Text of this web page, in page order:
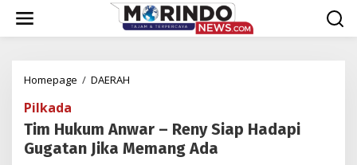
konten
Homepage / DAERAH
-
Reny
Siap
Pilkada
Tim Hukum Anwar – Reny Siap Hadapi
Gugatan Jika Memang Ada